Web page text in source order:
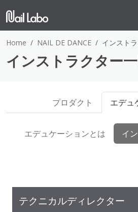
Home NAIL DE DANCE インスト
インストラクター
プロダクト エデュ
エデュケーションとは イ
テクニカルディレクター